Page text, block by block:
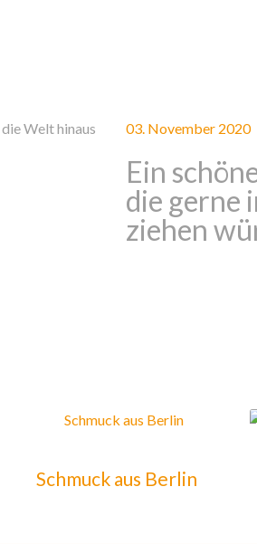
03. November 2020
Ein
die gerne
ziehen
Schmuck aus Berlin